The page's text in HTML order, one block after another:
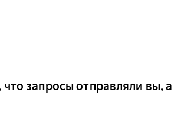
запросы отправляли вы, а